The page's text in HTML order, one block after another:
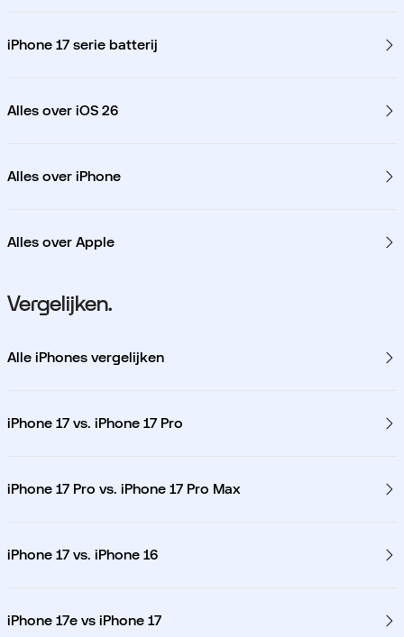
iPhone 17 serie batterij
Alles over iOS 26
Alles over iPhone
Alles over Apple
Vergelijken.
Alle iPhones vergelijken
iPhone 17 vs. iPhone 17 Pro
iPhone 17 Pro vs. iPhone 17 Pro Max
iPhone 17 vs. iPhone 16
iPhone 17e vs iPhone 17